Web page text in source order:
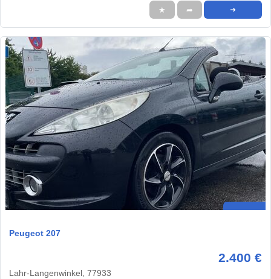
★ ➦ ➜
Peugeot 207
2.400 €
Lahr-Langenwinkel, 77933